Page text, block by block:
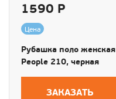
1590 Р
Цена
Рубашка поло женская
People 210, черная
ЗАКАЗАТЬ